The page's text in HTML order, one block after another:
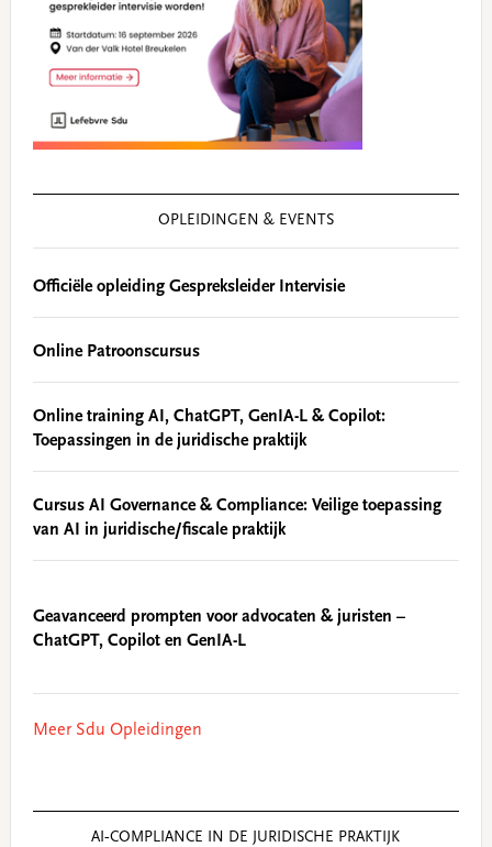
OPLEIDINGEN & EVENTS
Officiële opleiding Gespreksleider Intervisie
Online Patroonscursus
Online training AI, ChatGPT, GenIA-L & Copilot:
Toepassingen in de juridische praktijk
Cursus AI Governance & Compliance: Veilige toepassing
van AI in juridische/fiscale praktijk
Geavanceerd prompten voor advocaten & juristen –
ChatGPT, Copilot en GenIA-L
Meer Sdu Opleidingen
AI‑COMPLIANCE IN DE JURIDISCHE PRAKTIJK